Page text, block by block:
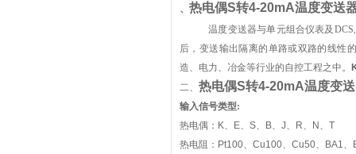
、 热电偶S转4-20mA温度变送
温度变送器与单元组合仪表及
后，变送输出隔离的单路或双路的线性
造、电力、冶金等行业的自控工程之中。
二、 热电偶S转4-20mA温度变
输入信号类型:
热电偶：K、E、S、B、J、R、N、T
热电阻：Pt100、Cu100、Cu50、BA1、